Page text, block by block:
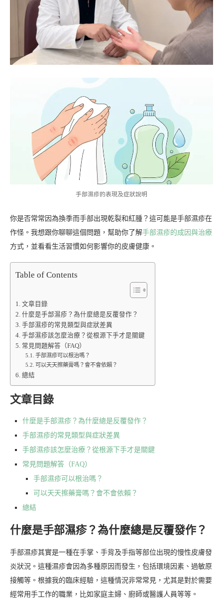
手部濕疹的表現及症狀說明
你是否常常因為換季而手部出現乾裂和紅腫？這可能是手部濕疹在
作怪。我想跟你聊聊這個問題，幫助你了解手部濕疹的成因與治療
方式，並看看生活習慣如何影響你的皮膚健康。
Table of Contents
文章目錄
什麼是手部濕疹？為什麼總是反覆發作？
手部濕疹的常見類型與症狀差異
手部濕疹該怎麼治療？從根源下手才是關鍵
常見問題解答（FAQ）
手部濕疹可以根治嗎？
可以天天擦藥膏嗎？會不會依賴？
總結
文章目錄
什麼是手部濕疹？為什麼總是反覆發作？
手部濕疹的常見類型與症狀差異
手部濕疹該怎麼治療？從根源下手才是關鍵
常見問題解答（FAQ）
手部濕疹可以根治嗎？
可以天天擦藥膏嗎？會不會依賴？
總結
什麼是手部濕疹？為什麼總是反覆發作？
手部濕疹其實是一種在手掌、手背及手指等部位出現的慢性皮膚發
炎狀況。這種濕疹會因為多種原因而發生，包括環境因素、過敏原
接觸等。根據我的臨床經驗，這種情況非常常見，尤其是對於需要
經常用手工作的職業，比如家庭主婦、廚師或醫護人員等等。